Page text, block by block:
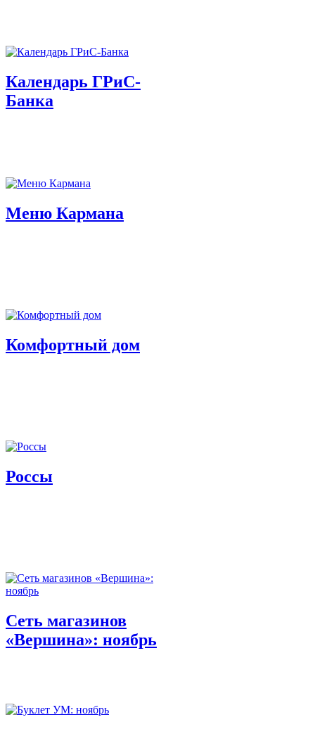
Календарь ГРиС-
Банка
Меню Кармана
Комфортный дом
Россы
Сеть магазинов
«Вершина»: ноябрь